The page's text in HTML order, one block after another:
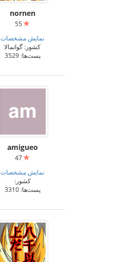
nornen
نمایش مشخصات
کشور: گواتمالا
پست‌ها: 3529
amigueo
نمایش مشخصات
کشور:
پست‌ها: 3310